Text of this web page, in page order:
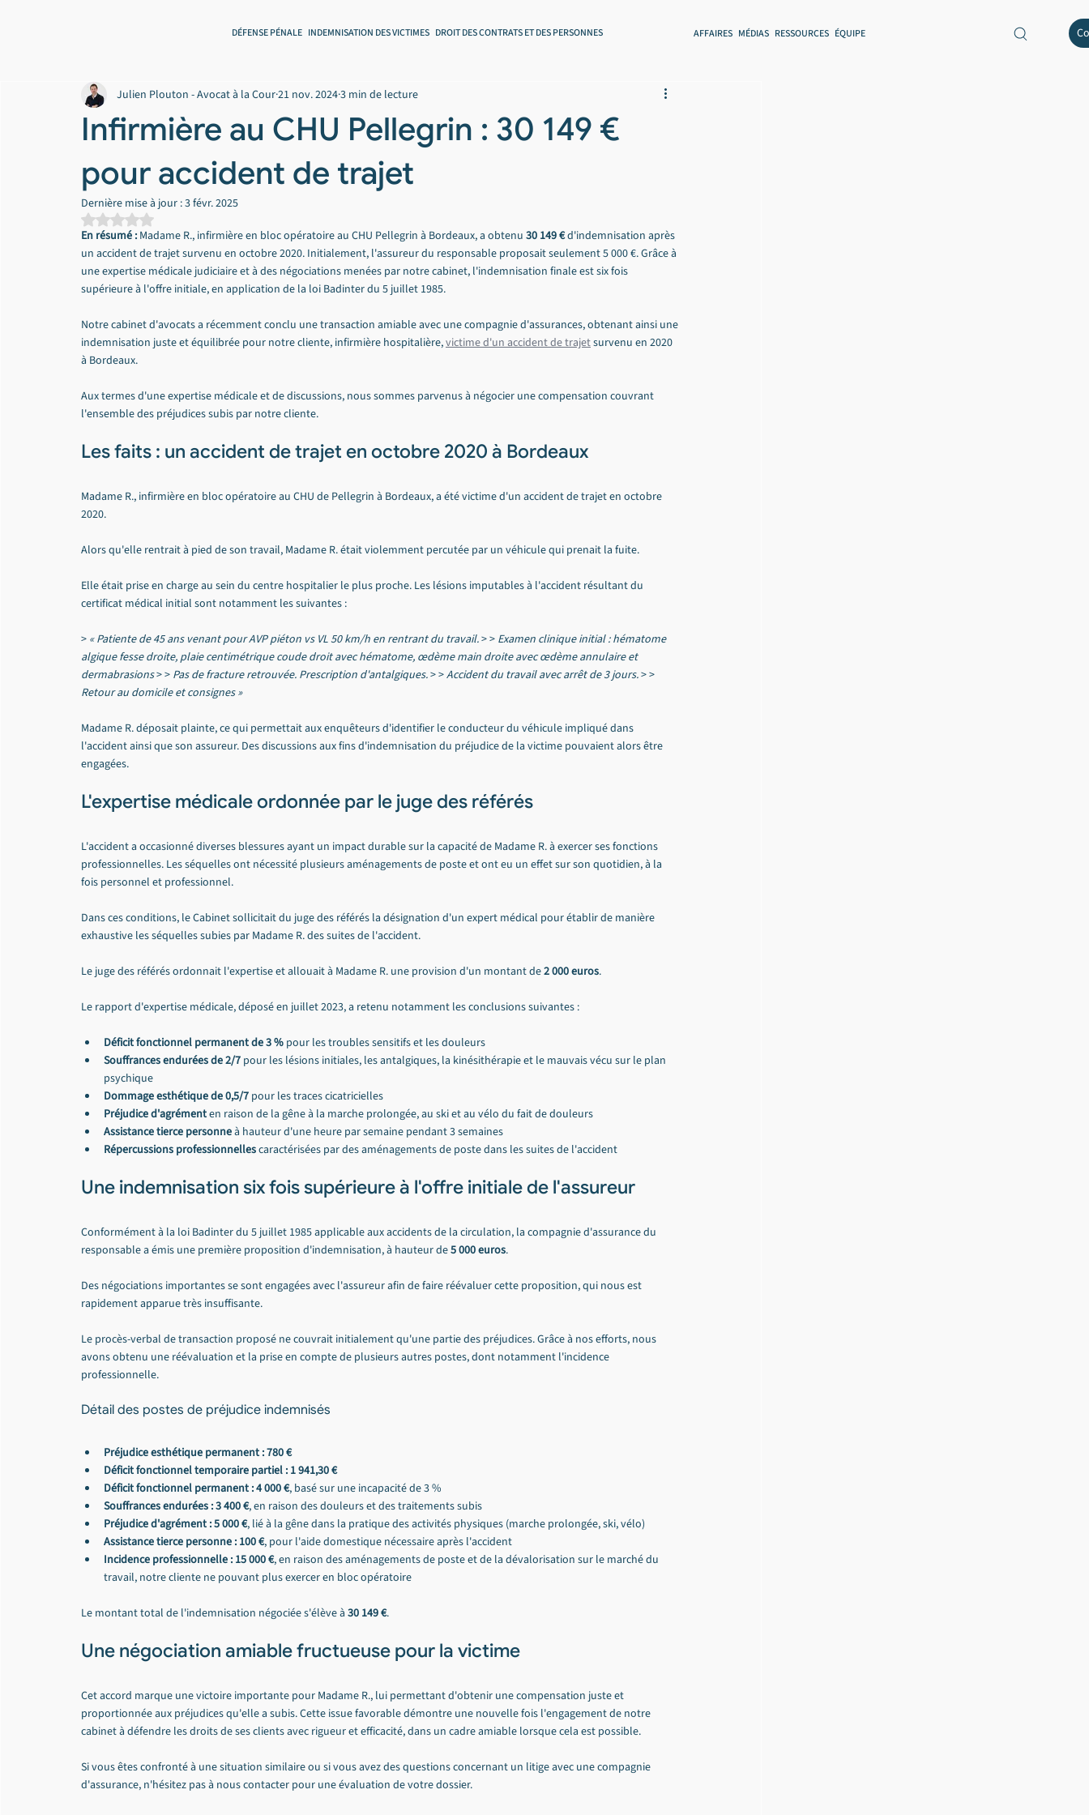
DÉFENSE PÉNALE INDEMNISATION DES VICTIMES DROIT DES CONTRATS ET DES PERSONNES AFFAIRES MÉDIAS RESSOURCES ÉQUIPE
Infirmière au CHU Pellegrin : 30 149 €
pour accident de trajet
Julien Plouton - Avocat à la Cour21 nov. 20243 min de lecture
Dernière mise à jour :3 févr. 2025
Noté NaN étoiles sur 5.
En résumé : Madame R., infirmière en bloc opératoire au CHU Pellegrin à Bordeaux, a obtenu 30 149 € d'indemnisation après
un accident de trajet survenu en octobre 2020. Initialement, l'assureur du responsable proposait seulement 5 000 €. Grâce à
une expertise médicale judiciaire et à des négociations menées par notre cabinet, l'indemnisation finale est six fois
supérieure à l'offre initiale, en application de la loi Badinter du 5 juillet 1985.
Notre cabinet d'avocats a récemment conclu une transaction amiable avec une compagnie d'assurances, obtenant ainsi une
indemnisation juste et équilibrée pour notre cliente, infirmière hospitalière, victime d'un accident de trajet survenu en 2020
à Bordeaux.
Aux termes d'une expertise médicale et de discussions, nous sommes parvenus à négocier une compensation couvrant
l'ensemble des préjudices subis par notre cliente.
Les faits : un accident de trajet en octobre 2020 à Bordeaux
Madame R., infirmière en bloc opératoire au CHU de Pellegrin à Bordeaux, a été victime d'un accident de trajet en octobre
2020.
Alors qu'elle rentrait à pied de son travail, Madame R. était violemment percutée par un véhicule qui prenait la fuite.
Elle était prise en charge au sein du centre hospitalier le plus proche. Les lésions imputables à l'accident résultant du
certificat médical initial sont notamment les suivantes :
> « Patiente de 45 ans venant pour AVP piéton vs VL 50 km/h en rentrant du travail. > > Examen clinique initial : hématome
algique fesse droite, plaie centimétrique coude droit avec hématome, œdème main droite avec œdème annulaire et
dermabrasions > > Pas de fracture retrouvée. Prescription d'antalgiques. > > Accident du travail avec arrêt de 3 jours. > >
Retour au domicile et consignes »
Madame R. déposait plainte, ce qui permettait aux enquêteurs d'identifier le conducteur du véhicule impliqué dans
l'accident ainsi que son assureur. Des discussions aux fins d'indemnisation du préjudice de la victime pouvaient alors être
engagées.
L'expertise médicale ordonnée par le juge des référés
L'accident a occasionné diverses blessures ayant un impact durable sur la capacité de Madame R. à exercer ses fonctions
professionnelles. Les séquelles ont nécessité plusieurs aménagements de poste et ont eu un effet sur son quotidien, à la
fois personnel et professionnel.
Dans ces conditions, le Cabinet sollicitait du juge des référés la désignation d'un expert médical pour établir de manière
exhaustive les séquelles subies par Madame R. des suites de l'accident.
Le juge des référés ordonnait l'expertise et allouait à Madame R. une provision d'un montant de 2 000 euros.
Le rapport d'expertise médicale, déposé en juillet 2023, a retenu notamment les conclusions suivantes :
Déficit fonctionnel permanent de 3 % pour les troubles sensitifs et les douleurs
Souffrances endurées de 2/7 pour les lésions initiales, les antalgiques, la kinésithérapie et le mauvais vécu sur le plan
psychique
Dommage esthétique de 0,5/7 pour les traces cicatricielles
Préjudice d'agrément en raison de la gêne à la marche prolongée, au ski et au vélo du fait de douleurs
Assistance tierce personne à hauteur d'une heure par semaine pendant 3 semaines
Répercussions professionnelles caractérisées par des aménagements de poste dans les suites de l'accident
Une indemnisation six fois supérieure à l'offre initiale de l'assureur
Conformément à la loi Badinter du 5 juillet 1985 applicable aux accidents de la circulation, la compagnie d'assurance du
responsable a émis une première proposition d'indemnisation, à hauteur de 5 000 euros.
Des négociations importantes se sont engagées avec l'assureur afin de faire réévaluer cette proposition, qui nous est
rapidement apparue très insuffisante.
Le procès-verbal de transaction proposé ne couvrait initialement qu'une partie des préjudices. Grâce à nos efforts, nous
avons obtenu une réévaluation et la prise en compte de plusieurs autres postes, dont notamment l'incidence
professionnelle.
Détail des postes de préjudice indemnisés
Préjudice esthétique permanent : 780 €
Déficit fonctionnel temporaire partiel : 1 941,30 €
Déficit fonctionnel permanent : 4 000 €, basé sur une incapacité de 3 %
Souffrances endurées : 3 400 €, en raison des douleurs et des traitements subis
Préjudice d'agrément : 5 000 €, lié à la gêne dans la pratique des activités physiques (marche prolongée, ski, vélo)
Assistance tierce personne : 100 €, pour l'aide domestique nécessaire après l'accident
Incidence professionnelle : 15 000 €, en raison des aménagements de poste et de la dévalorisation sur le marché du
travail, notre cliente ne pouvant plus exercer en bloc opératoire
Le montant total de l'indemnisation négociée s'élève à 30 149 €.
Une négociation amiable fructueuse pour la victime
Cet accord marque une victoire importante pour Madame R., lui permettant d'obtenir une compensation juste et
proportionnée aux préjudices qu'elle a subis. Cette issue favorable démontre une nouvelle fois l'engagement de notre
cabinet à défendre les droits de ses clients avec rigueur et efficacité, dans un cadre amiable lorsque cela est possible.
Si vous êtes confronté à une situation similaire ou si vous avez des questions concernant un litige avec une compagnie
d'assurance, n'hésitez pas à nous contacter pour une évaluation de votre dossier.